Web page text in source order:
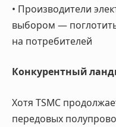
• Производители
выбором —
на потребителей
Конкурентный
Хотя TSMC
передовых